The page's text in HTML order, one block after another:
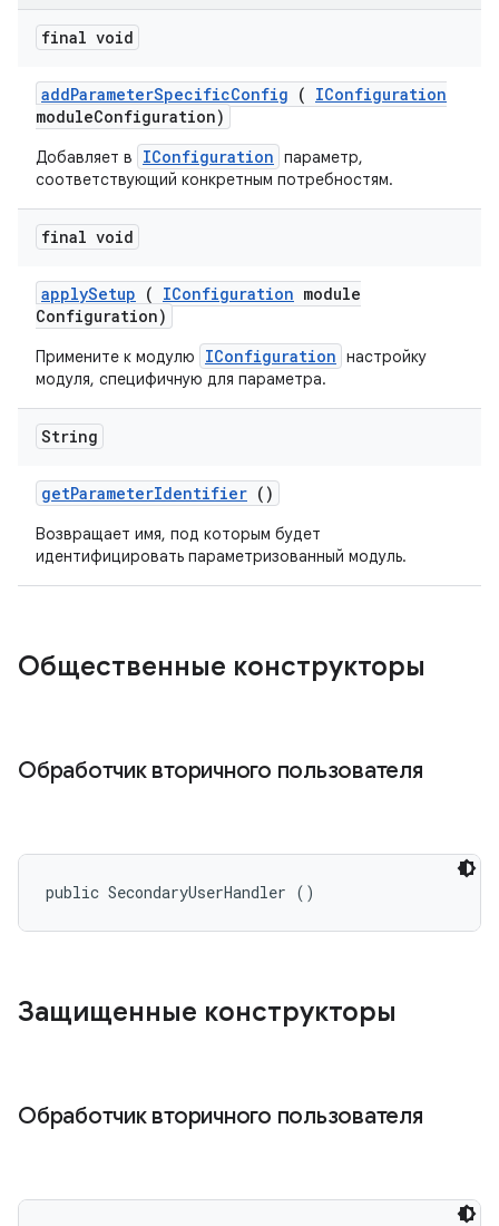
final void
addParameterSpecificConfig ( IConfiguration
moduleConfiguration)
Добавляет в IConfiguration параметр,
соответствующий конкретным потребностям.
final void
applySetup ( IConfiguration module
Configuration)
Примените к модулю IConfiguration настройку
модуля, специфичную для параметра.
String
getParameterIdentifier ()
Возвращает имя, под которым будет
идентифицировать параметризованный модуль.
Общественные конструкторы
Обработчик вторичного пользователя
public SecondaryUserHandler ()
Защищенные конструкторы
Обработчик вторичного пользователя